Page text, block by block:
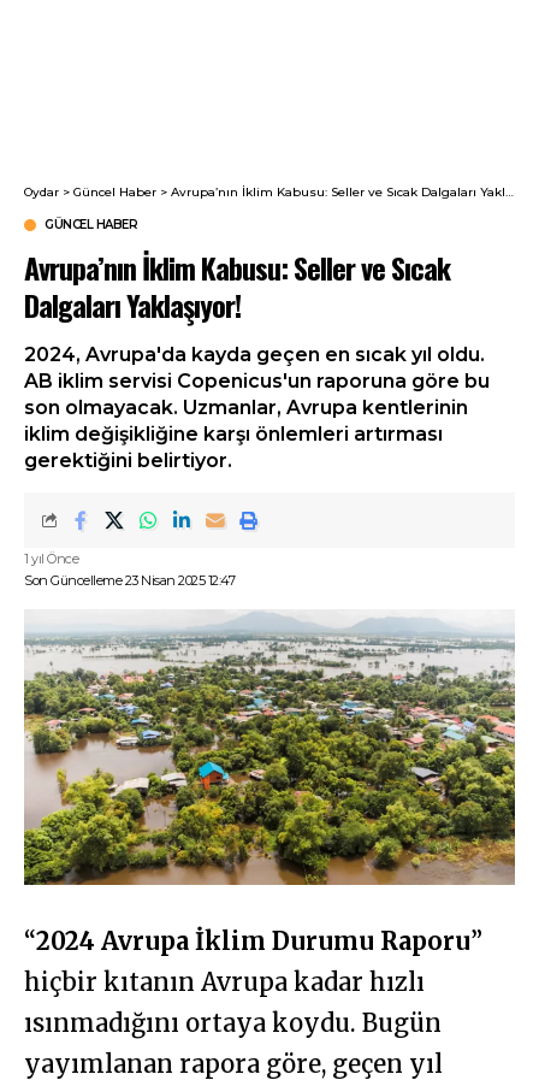
Oydar > Güncel Haber > Avrupa’nın İklim Kabusu: Seller ve Sıcak Dalgaları Yaklaşıyor!
GÜNCEL HABER
Avrupa’nın İklim Kabusu: Seller ve Sıcak
Dalgaları Yaklaşıyor!
2024, Avrupa'da kayda geçen en sıcak yıl oldu.
AB iklim servisi Copenicus'un raporuna göre bu
son olmayacak. Uzmanlar, Avrupa kentlerinin
iklim değişikliğine karşı önlemleri artırması
gerektiğini belirtiyor.
Son Güncelleme 23 Nisan 2025 12:47
1 yıl Önce
“2024 Avrupa İklim Durumu Raporu”
hiçbir kıtanın Avrupa kadar hızlı
ısınmadığını ortaya koydu. Bugün
yayımlanan rapora göre, geçen yıl